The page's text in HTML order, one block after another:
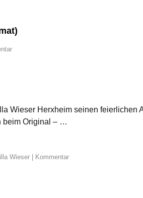
Wieser Herxheim seinen feierlichen
beim Original – …
Wieser Kommentar